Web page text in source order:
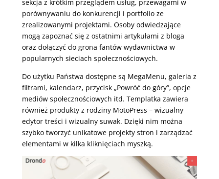
sekcja z krótkim przeglądem usług, przewagami w
porównywaniu do konkurencji i portfolio ze
zrealizowanymi projektami. Osoby odwiedzające
mogą zapoznać się z ostatnimi artykułami z bloga
oraz dołączyć do grona fantów wydawnictwa w
popularnych sieciach społecznościowych.
Do użytku Państwa dostępne są MegaMenu, galeria z
filtrami, kalendarz, przycisk „Powróć do góry”, opcje
mediów społecznościowych itd. Templatka zawiera
również produkty z rodziny MotoPress – wizualny
edytor treści i wizualny suwak. Dzięki nim można
szybko tworzyć unikatowe projekty stron i zarządzać
elementami w kilka kliknięciach myszką.